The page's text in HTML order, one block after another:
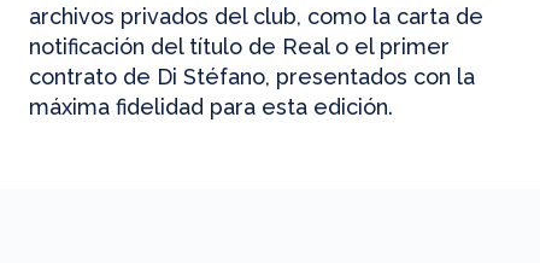
archivos privados del club, como la carta de
notificación del título de Real o el primer
contrato de Di Stéfano, presentados con la
máxima fidelidad para esta edición.